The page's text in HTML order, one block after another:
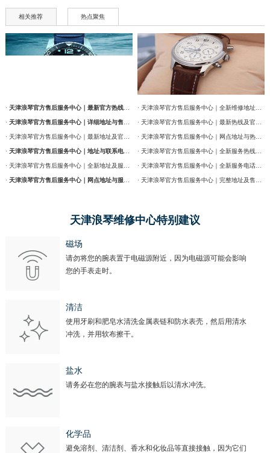
相关推荐 热点聚焦
· 天津浪琴官方售后服务中心｜最新官方热线及维修地址权威信息通告（2026年7月最新）
· 天津浪琴官方售后服务中心｜详细地址与售后服务电话权威信息公告（2026年7月最新）
· 天津浪琴官方售后服务中心｜地址与联系电话权威信息公告（2026年7月最新）
· 天津浪琴官方售后服务中心｜网点地址与服务热线权威信息公示（2026年7月最新）
天津浪琴维修中心特别建议
磁场
请勿将您的腕表置于电磁源附近，因为电磁源可能会影响
您的手表走时。
清洁
使用牙刷和肥皂水清洗金属表链和防水表壳，然后用清水
冲洗，并用软布擦干。
盐水
请务必在您的腕表与盐水接触后以清水冲洗。
化学品
避免溶剂、清洁剂、香水和化妆品等直接接触，因为它们